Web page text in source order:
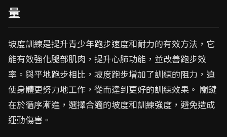
量
坡度訓練是提升青少年跑步速度和耐力的有效方法，它
能有效強化腿部肌肉，提升心肺功能，並改善跑步效
率。與平地跑步相比，坡度跑步增加了訓練的阻力，迫
使身體更努力地工作，從而達到更好的訓練效果。 關鍵
在於循序漸進，選擇合適的坡度和訓練強度，避免造成
運動傷害。